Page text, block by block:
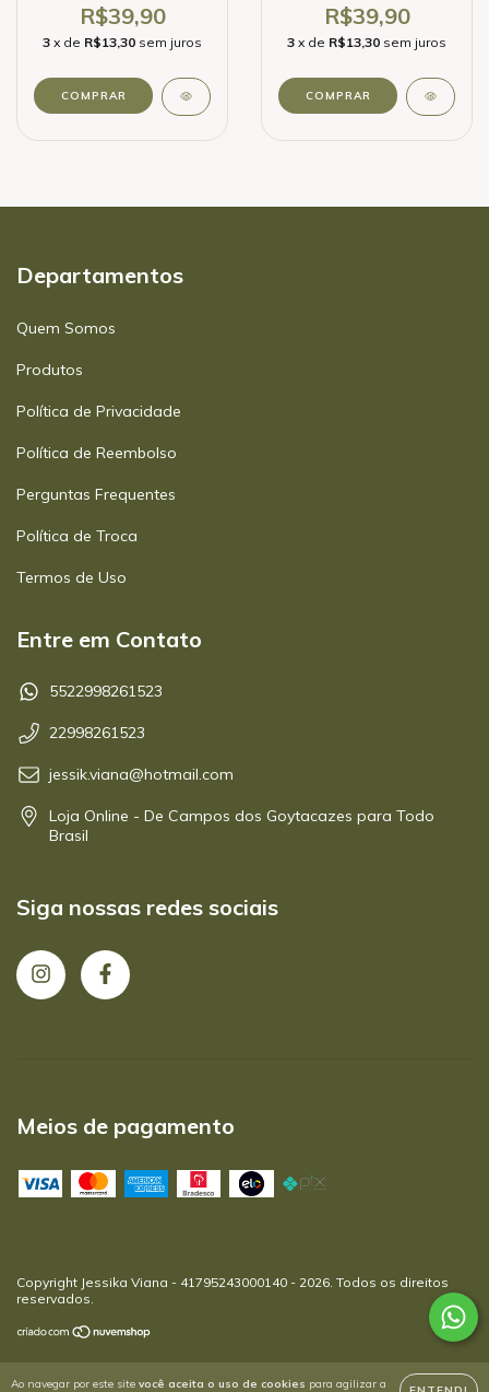
Ao navegar por este site você aceita o uso de cookies para agilizar a
R$39,90
3 x de R$13,30 sem juros
R$39,90
3 x de R$13,30 sem juros
Departamentos
Quem Somos
Produtos
Política de Privacidade
Política de Reembolso
Perguntas Frequentes
Política de Troca
Termos de Uso
Entre em Contato
5522998261523
22998261523
jessik.viana@hotmail.com
Loja Online - De Campos dos Goytacazes para Todo
Brasil
Siga nossas redes sociais
Meios de pagamento
Copyright Jessika Viana - 41795243000140 - 2026. Todos os direitos
reservados.